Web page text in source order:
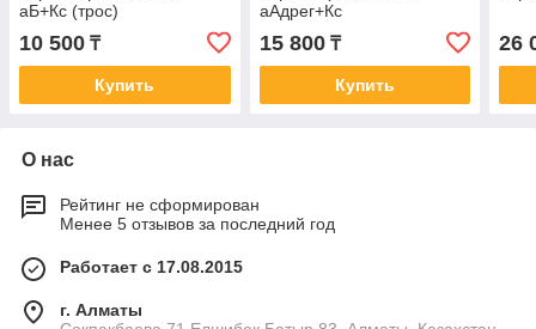
аБ+Кс (трос)
10 500 ₸
Купить
аАдрег+Кс
15 800₸
Купить
26
О нас
Рейтинг не сформирован
Менее 5 отзывов за последний год
Работает с 17.08.2015
г. Алматы